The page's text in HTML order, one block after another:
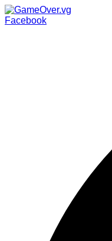
Facebook